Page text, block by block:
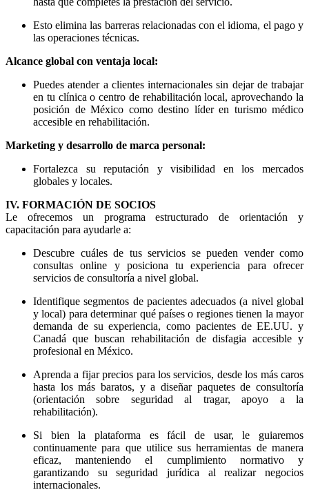
Esto elimina las barreras relacionadas con el idioma, el pago y
las operaciones técnicas.
Alcance global con ventaja local:
Puedes atender a clientes internacionales sin dejar de trabajar
en tu clínica o centro de rehabilitación local, aprovechando la
posición de México como destino líder en turismo médico
accesible en rehabilitación.
Marketing y desarrollo de marca personal:
Fortalezca su reputación y visibilidad en los mercados
globales y locales.
IV. FORMACIÓN DE SOCIOS
Le ofrecemos un programa estructurado de orientación y
capacitación para ayudarle a:
Descubre cuáles de tus servicios se pueden vender como
consultas online y posiciona tu experiencia para ofrecer
servicios de consultoría a nivel global.
Identifique segmentos de pacientes adecuados (a nivel global
y local) para determinar qué países o regiones tienen la mayor
demanda de su experiencia, como pacientes de EE.UU. y
Canadá que buscan rehabilitación de disfagia accesible y
profesional en México.
Aprenda a fijar precios para los servicios, desde los más caros
hasta los más baratos, y a diseñar paquetes de consultoría
(orientación sobre seguridad al tragar, apoyo a la
rehabilitación).
Si bien la plataforma es fácil de usar, le guiaremos
continuamente para que utilice sus herramientas de manera
eficaz, manteniendo el cumplimiento normativo y
garantizando su seguridad jurídica al realizar negocios
internacionales.